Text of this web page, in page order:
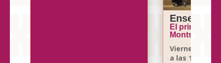
Ensemble
El primer
Montserrat
Viernes 3 de
a las 19:00